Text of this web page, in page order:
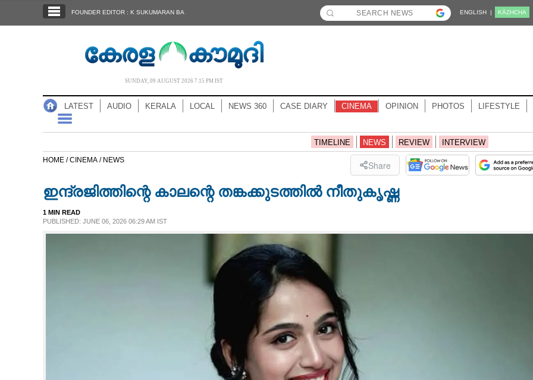
NOTIFIED NEWS
FOUNDER EDITOR : K SUKUMARAN BA ENGLISH | KĀZHCHA
SUNDAY, 09 AUGUST 2026 7.15 PM IST
LATEST AUDIO KERALA LOCAL NEWS 360 CASE DIARY CINEMA OPINION PHOTOS LIFESTYLE
TIMELINE NEWS REVIEW INTERVIEW
HOME /CINEMA / NEWS Share
ഇന്ദ്രജിത്തിന്റെ കാലന്റെ തങ്കക്കുടത്തിൽ നീതുകൃഷ്ണ
1 MIN READ
PUBLISHED: JUNE 06, 2026 06:29 AM IST